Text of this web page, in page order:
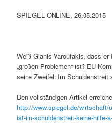
SPIEGEL ONLINE, 26.05.2015
Weiß Gianis Varoufakis, dass
„großen Problemen“ ist? EU-
seine Zweifel: Im Schuldenstreit
Den vollständigen Artikel
http://www.spiegel.de/wirtschaft/
ist-im-schuldenstreit-keine-hilfe-